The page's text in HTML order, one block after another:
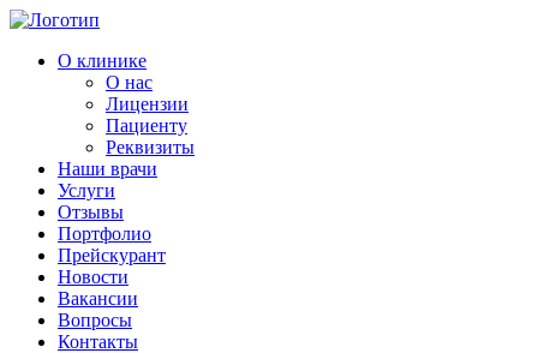
О клинике
О нас
Лицензии
Пациенту
Реквизиты
Наши врачи
Услуги
Отзывы
Портфолио
Прейскурант
Новости
Вакансии
Вопросы
Контакты